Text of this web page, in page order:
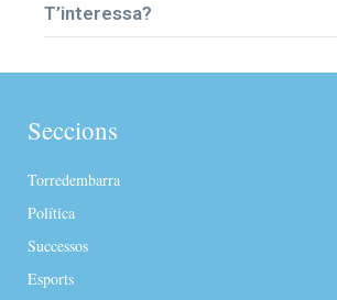
T’interessa?
Seccions
Torredembarra
Política
Successos
Esports